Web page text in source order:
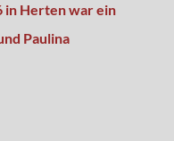
in Herten war ein
Paulina